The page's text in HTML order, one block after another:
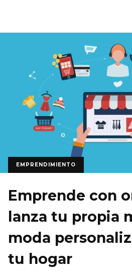
EMPRENDIMIENTO
Emprende con
lanza tu propia
moda
tu hogar